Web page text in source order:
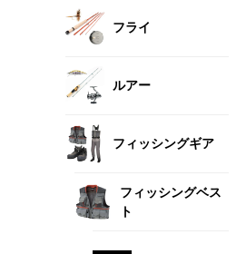
フライ
ルアー
フィッシングギア
フィッシングベス
ト